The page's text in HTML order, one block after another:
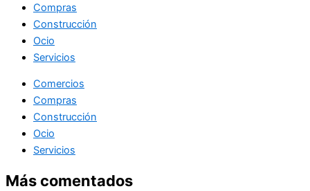
Compras
Construcción
Ocio
Servicios
Comercios
Compras
Construcción
Ocio
Servicios
Más comentados